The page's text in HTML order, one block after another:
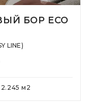
БОР ECO
LINE)
2.245 м 2